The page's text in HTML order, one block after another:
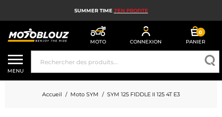
SUMMER TIME J'EN PROFITE
MOTO CONNEXION
0
PANIER
CASQUE MOTO
ÉQUIPEMENT MOTO HOMME
ÉQUIPEMENT MOTO FEMME
MENU
Accueil Moto SYM SYM 125 FIDDLE II 125 4T E3